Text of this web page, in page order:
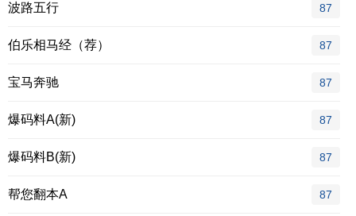
波路五行 87
伯乐相马经（荐） 87
宝马奔驰 87
爆码料A(新) 87
爆码料B(新) 87
帮您翻本A 87